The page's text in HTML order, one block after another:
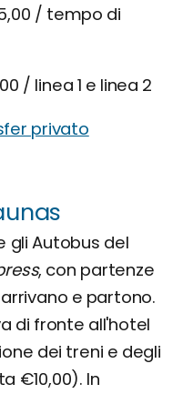
/ tempo di
/ linea 1 e linea 2
privato
gli Autobus del
, con partenze
e partono.
di fronte all'hotel
dei treni e degli
€10,00). In